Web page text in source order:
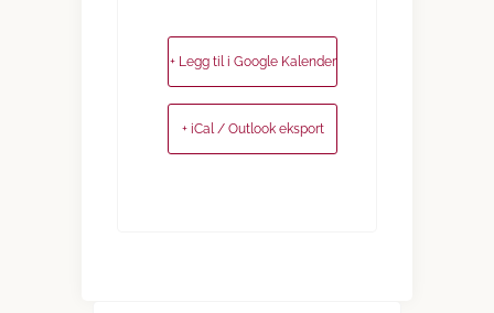
+ Legg til i Google Kalender
+ iCal / Outlook eksport